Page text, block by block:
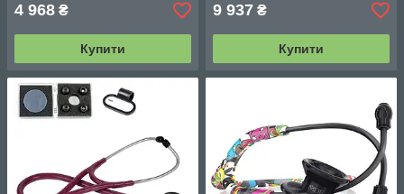
4 968 ₴
Купити
9 937 ₴
Купити